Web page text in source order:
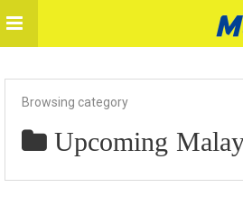
Browsing category
Upcoming